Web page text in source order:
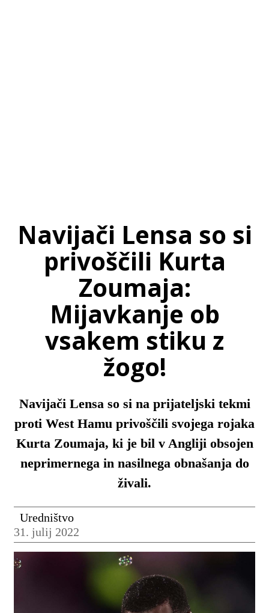
Navijači Lensa so si
privoščili Kurta
Zoumaja:
Mijavkanje ob
vsakem stiku z
žogo!
Navijači Lensa so si na prijateljski tekmi
proti West Hamu privoščili svojega rojaka
Kurta Zoumaja, ki je bil v Angliji obsojen
neprimernega in nasilnega obnašanja do
živali.
Uredništvo
31. julij 2022